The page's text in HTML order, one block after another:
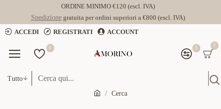
ORDINE MINIMO €120 (escl. IVA)
Spedizionegratuita per ordini superiori a €800 (escl. IVA)
ACCEDI
REGISTRATI ACCOUNT
0 0 0
Tutto
Cerca